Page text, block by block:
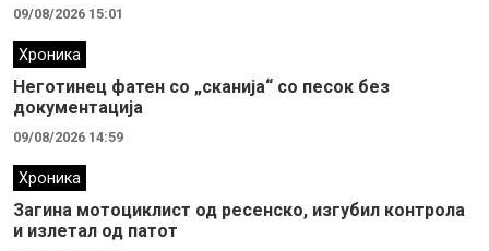
09/08/2026 15:01
Хроника
Неготинец фатен со „сканија“ со песок без
документација
09/08/2026 14:59
Хроника
Загина мотоциклист од ресенско, изгубил контрола
и излетал од патот